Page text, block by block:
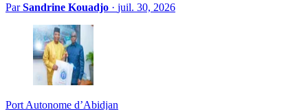
ParSandrine Kouadjo · juil. 30, 2026
Port Autonome d’Abidjan